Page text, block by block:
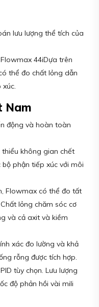
lưu lượng thể tích của
44iDựa trên
thể đo chất lỏng dẫn
Nam
động và hoàn toàn
không gian chết
phận tiếp xúc với môi
Flowmax có thể đo tất
lỏng chăm sóc cơ
và cả axit và kiềm
xác đo lường và khả
rỗng được tích hợp.
tùy chọn. Lưu lượng
độ phản hồi vài mili